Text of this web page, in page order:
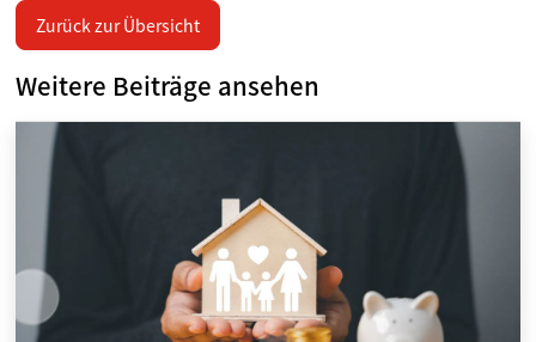
Zurück zur Übersicht
Weitere Beiträge ansehen